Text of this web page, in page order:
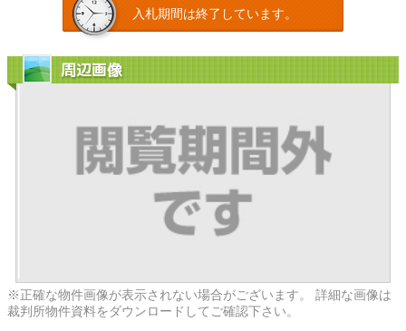
入札期間は終了しています。
周辺画像
※正確な物件画像が表示されない場合がございます。 詳細な画像は
裁判所物件資料をダウンロードしてご確認下さい。